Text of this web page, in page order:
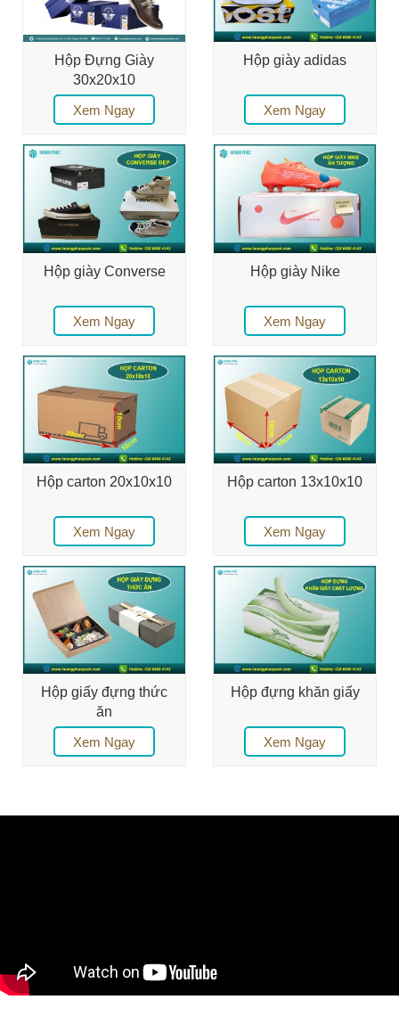
Hộp Đựng Giày
30x20x10
Xem Ngay
Hộp giày adidas
Xem Ngay
Hộp giày Converse
Xem Ngay
Hộp giày Nike
Xem Ngay
Hộp carton 20x10x10
Xem Ngay
Hộp carton 13x10x10
Xem Ngay
Hộp giấy đựng thức
ăn
Xem Ngay
Hộp đựng khăn giấy
Xem Ngay